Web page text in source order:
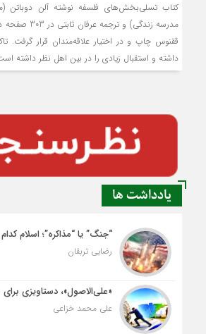
کتاب تسلی‌بخش‌های فلسفه نوشته آلن
داشته و استقبال زیادی را در بین اهل نظر داشته
یادداشت ها
“جنگ” یا “مذاکره”؛ اسلام
رضایی تربقان
«علی‌الاصول»، دستاویزی
علی محمد خزاعی